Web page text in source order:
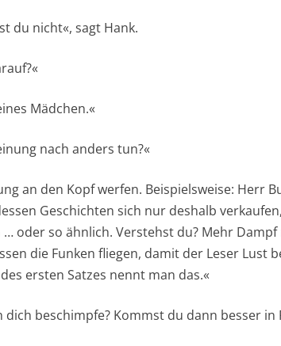
du nicht«, sagt Hank.
Mädchen.«
nach anders tun?«
an den Kopf werfen. Beispielsweise: Herr
Geschichten sich nur deshalb
oder so ähnlich. Verstehst du? Mehr
die Funken fliegen, damit der Leser Lust
ersten Satzes nennt man das.«
beschimpfe? Kommst du dann besser in